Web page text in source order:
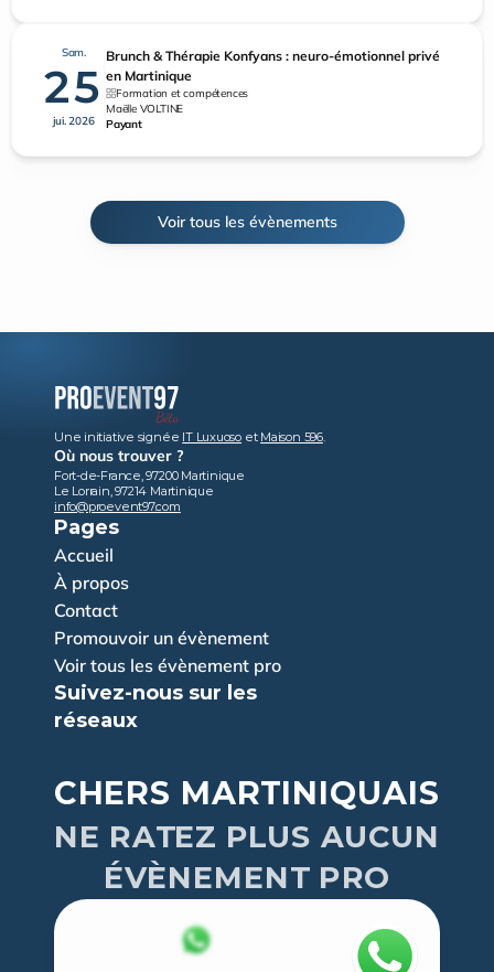
Voir tous les évènements
Sam.
25
jui. 2026
Brunch & Thérapie Konfyans : neuro-émotionnel privé
en Martinique
Formation et compétences
Maëlle VOLTINE
Payant
Une initiative signée IT Luxuoso et Maison 596.
Où nous trouver ?
Fort-de-France, 97200 Martinique
Le Lorrain, 97214 Martinique
info@proevent97.com
Pages
Accueil
À propos
Contact
Promouvoir un évènement
Voir tous les évènement pro
Suivez-nous sur les
réseaux
CHERS MARTINIQUAIS
NE RATEZ PLUS AUCUN
ÉVÈNEMENT PRO